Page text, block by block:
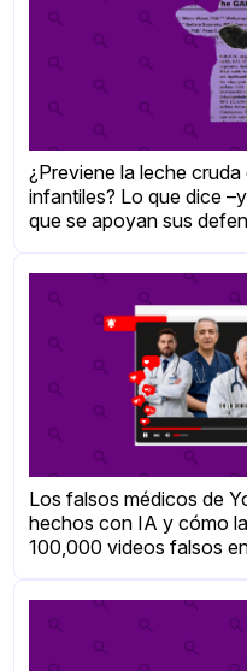
¿Previene la leche cruda
infantiles? Lo que dice
que se apoyan sus
Los falsos médicos de
hechos con IA y cómo
100,000 videos falsos